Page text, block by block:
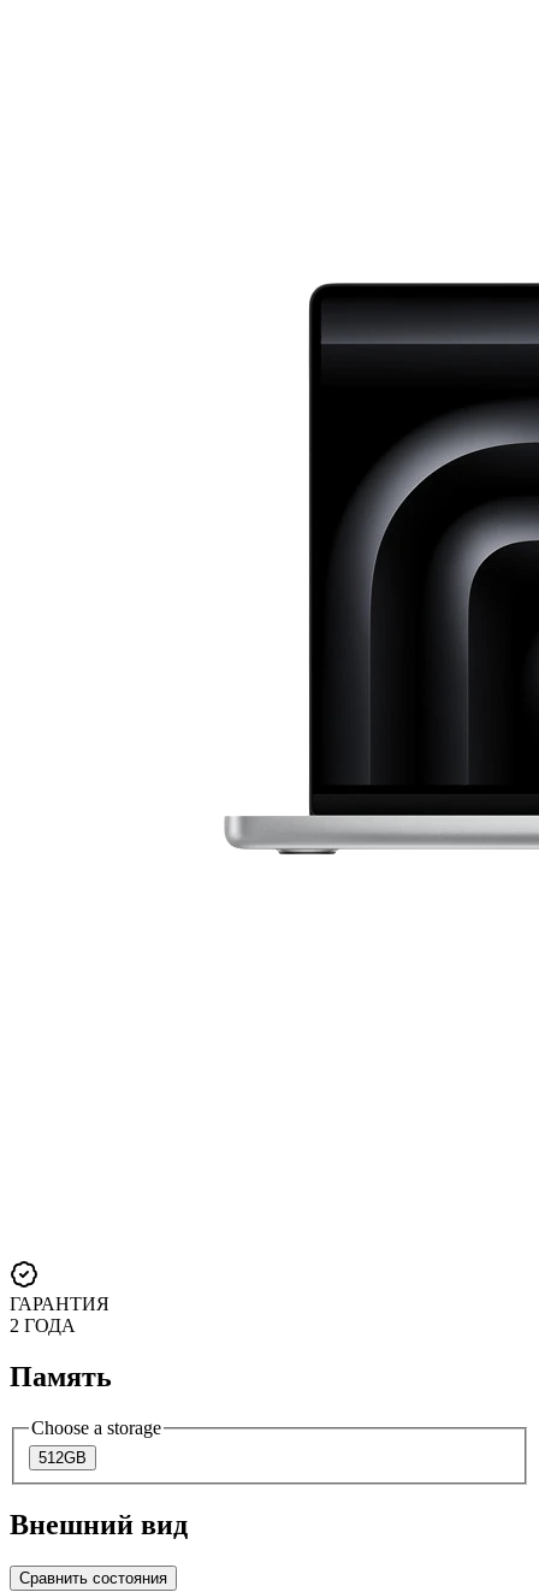
ГАРАНТИЯ
2 ГОДА
Память
Choose a storage
512GB
Внешний вид
Сравнить состояния